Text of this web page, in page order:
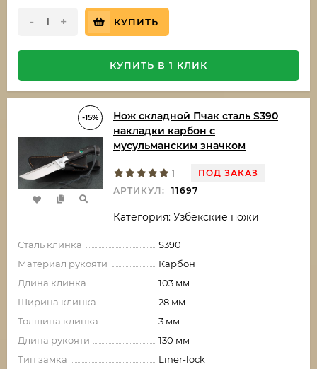
- + КУПИТЬ
КУПИТЬ В 1 КЛИК
-15%
Нож складной Пчак сталь S390
накладки карбон с
мусульманским значком
1
ПОД ЗАКАЗ
АРТИКУЛ:
11697
Категория: Узбекские ножи
Сталь клинка
S390
Материал рукояти
Карбон
Длина клинка
103 мм
Ширина клинка
28 мм
Толщина клинка
3 мм
Длина рукояти
130 мм
Тип замка
Liner-lock